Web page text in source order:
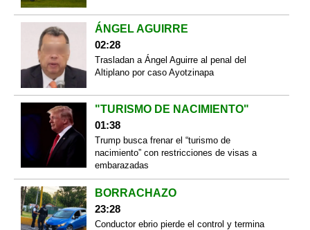
ÁNGEL AGUIRRE
02:28
Trasladan a Ángel Aguirre al penal del
Altiplano por caso Ayotzinapa
"TURISMO DE NACIMIENTO"
01:38
Trump busca frenar el “turismo de
nacimiento” con restricciones de visas a
embarazadas
BORRACHAZO
23:28
Conductor ebrio pierde el control y termina